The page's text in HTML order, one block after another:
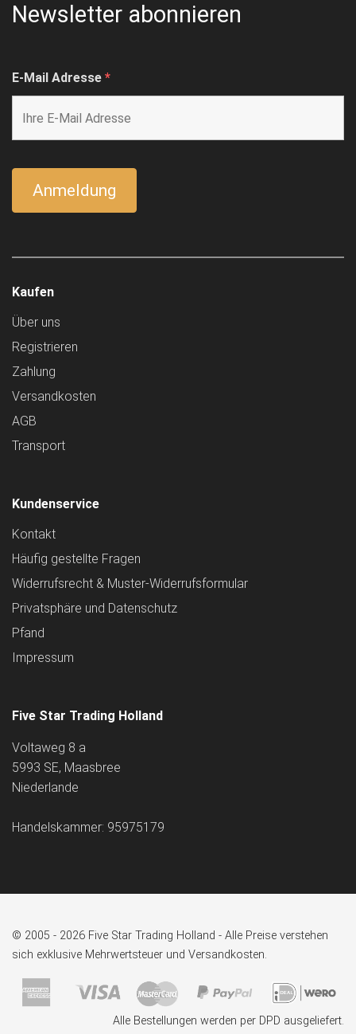
Newsletter abonnieren
E-Mail Adresse *
Kaufen
Über uns
Registrieren
Zahlung
Versandkosten
AGB
Transport
Kundenservice
Kontakt
Häufig gestellte Fragen
Widerrufsrecht & Muster-Widerrufsformular
Privatsphäre und Datenschutz
Pfand
Impressum
Five Star Trading Holland
Voltaweg 8 a
5993 SE, Maasbree
Niederlande
Handelskammer: 95975179
© 2005 - 2026 Five Star Trading Holland - Alle Preise verstehen
sich exklusive Mehrwertsteuer und Versandkosten.
Alle Bestellungen werden per DPD ausgeliefert.